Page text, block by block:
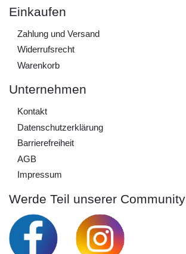
Einkaufen
Zahlung und Versand
Widerrufs­recht
Warenkorb
Unternehmen
Kontakt
Daten­schutz­erklärung
Barrierefreiheit
AGB
Impressum
Werde Teil unserer Community